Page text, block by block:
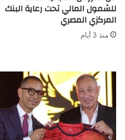
للشمول المالي تحت رعاية البنك
المركزي المصري
منذ 3 أيام